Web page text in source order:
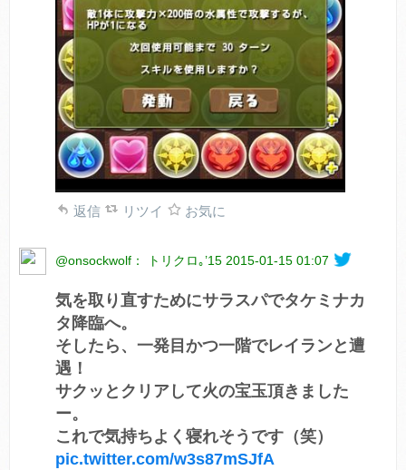
返信 リツイ お気に
@onsockwolf： トリクロ｡’15 2015-01-15 01:07
気を取り直すためにサラスパでタケミナカ
タ降臨へ。
そしたら、一発目かつ一階でレイランと遭
遇！
サクッとクリアして火の宝玉頂きました
ー。
これで気持ちよく寝れそうです（笑）
pic.twitter.com/w3s87mSJfA